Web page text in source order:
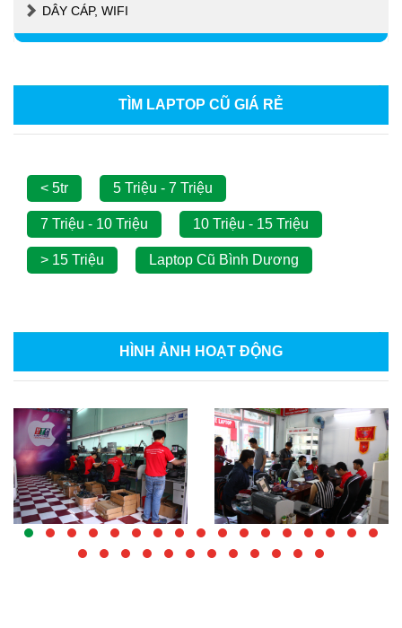
DÂY CÁP, WIFI
TÌM LAPTOP CŨ GIÁ RẺ
< 5tr 5 Triệu - 7 Triệu
7 Triệu - 10 Triệu 10 Triệu - 15 Triệu
> 15 Triệu Laptop Cũ Bình Dương
HÌNH ẢNH HOẠT ĐỘNG